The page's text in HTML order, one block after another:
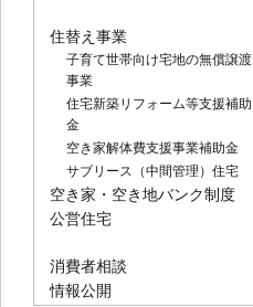
住替え事業
子育て世帯向け宅地の無償譲渡
事業
住宅新築リフォーム等支援補助
金
空き家解体費支援事業補助金
サブリース（中間管理）住宅
空き家・空き地バンク制度
公営住宅
消費者相談
情報公開